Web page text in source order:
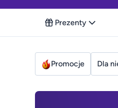
Prezenty
Promocje Dla